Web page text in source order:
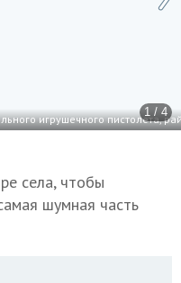
1 / 4
игрушечного пистолета,
села, чтобы
шумная часть